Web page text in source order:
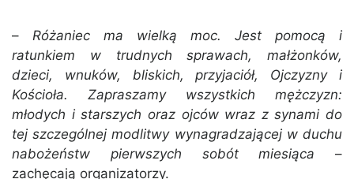
– Różaniec ma wielką moc. Jest pomocą i
ratunkiem w trudnych sprawach, małżonków,
dzieci, wnuków, bliskich, przyjaciół, Ojczyzny i
Kościoła. Zapraszamy wszystkich mężczyzn:
młodych i starszych oraz ojców wraz z synami do
tej szczególnej modlitwy wynagradzającej w duchu
nabożeństw pierwszych sobót miesiąca –
zachęcają organizatorzy.